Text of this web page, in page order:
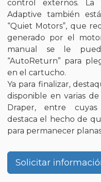
control externos. La
Adaptive también
“Quiet Motors”, que
generado por el
manual se le
“AutoReturn” para
en el cartucho.
Ya para finalizar,
disponible en varias
Draper, entre cuyas
destaca el hecho de
para permanecer
Solicitar